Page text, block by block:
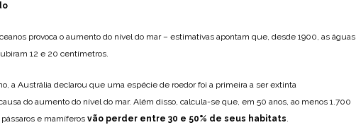
provoca o aumento do nível do mar – estimativas apontam que, desde 1900, as águas
12 e 20 centímetros.
a Austrália declarou que uma espécie de roedor foi a primeira a ser extinta
do aumento do nível do mar. Além disso, calcula-se que, em 50 anos, ao menos 1.700
e mamíferos vão perder entre 30 e 50% de seus habitats.